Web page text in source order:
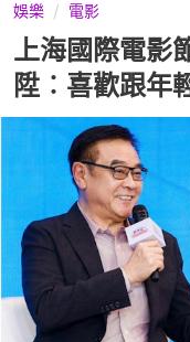
娛樂 電影
上海國際電影
陞︰喜歡跟年